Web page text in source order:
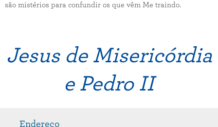
são mistérios para confundir os que vêm Me traindo.
Jesus de Misericórdia
e Pedro II
Endereço